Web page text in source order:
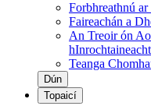
Forbhreathnú ar
Faireachán a
An Treoir ón
Teanga
Dún
Topaicí